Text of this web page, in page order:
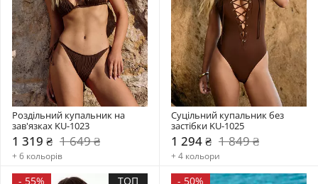
Роздільний купальник на
зав'язках KU-1023
1 319 ₴ 1 649 ₴
+ 6 кольорів
Суцільний купальник без
застібки KU-1025
1 294 ₴ 1 849 ₴
+ 4 кольори
- 55% ТОП - 50%